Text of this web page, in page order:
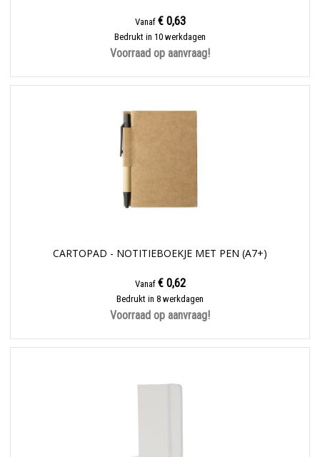
Vanaf € 0,63
Bedrukt in 10 werkdagen
Voorraad op aanvraag!
CARTOPAD - NOTITIEBOEKJE MET PEN (A7+)
Vanaf € 0,62
Bedrukt in 8 werkdagen
Voorraad op aanvraag!